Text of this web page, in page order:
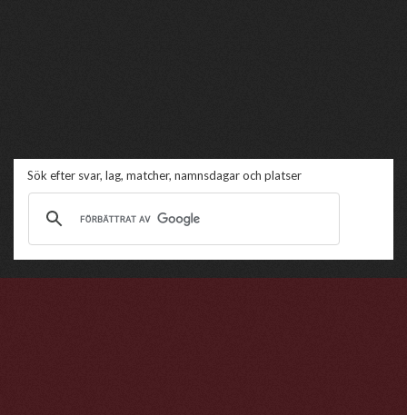
Sök efter svar, lag, matcher, namnsdagar och platser